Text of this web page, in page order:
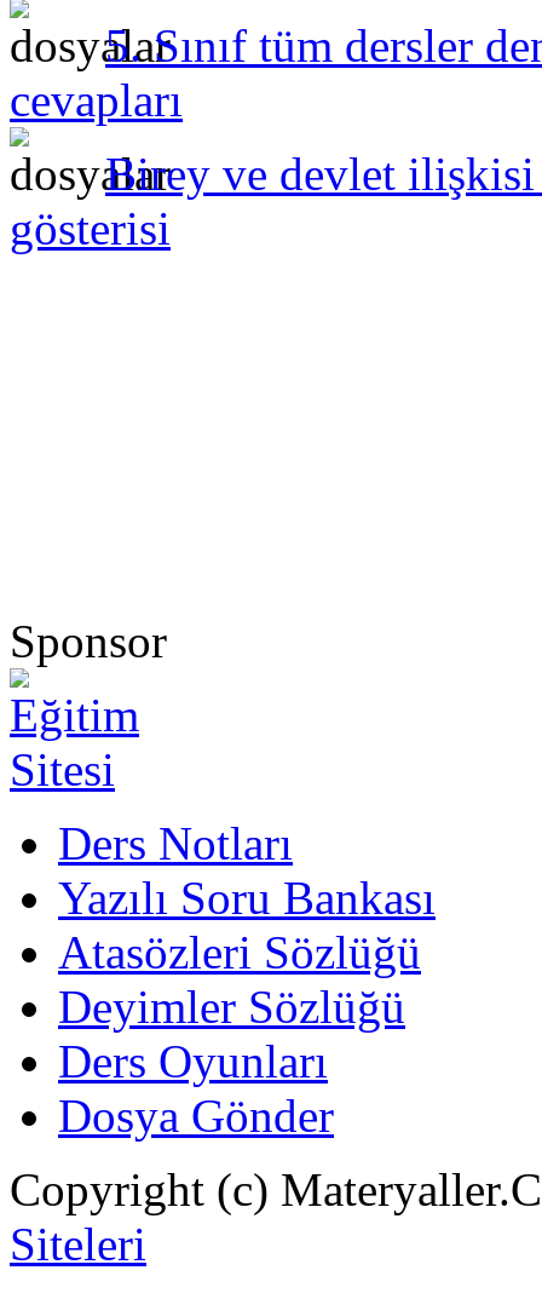
5. Sınıf tüm dersler
cevapları
Birey ve devlet
gösterisi
Sponsor
Ders Notları
Yazılı Soru Bankası
Atasözleri Sözlüğü
Deyimler Sözlüğü
Ders Oyunları
Dosya Gönder
Copyright (c)
Siteleri